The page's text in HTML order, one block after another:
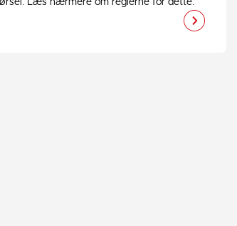
Læs nærmere om reglerne for dette.